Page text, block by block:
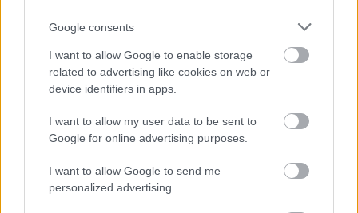
Google consents
I want to allow Google to enable storage
related to advertising like cookies on web or
device identifiers in apps.
I want to allow my user data to be sent to
Google for online advertising purposes.
I want to allow Google to send me
personalized advertising.
21.86%
A Marathon 2. szezonja sok szempontból jó irányba
indult a Bungie számára, de a fejlesztők most egy
gyorsan jutnak túl sok jó felszereléshez. A stúdió szerint
a Vaultok már most sokkal gyorsabban telnek meg, mint
azt tervezték, és a játékon belüli gazdaság tempója
egészségtelen irányba mozdult el. A Bungie saját adatai